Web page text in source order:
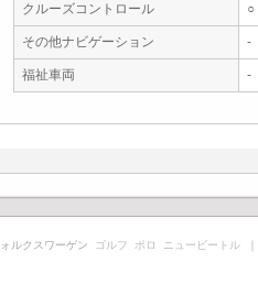
クルーズコントロール ○
その他ナビゲーション -
福祉車両
-
ルクスワーゲン ゴルフ ポロ ニュービートル